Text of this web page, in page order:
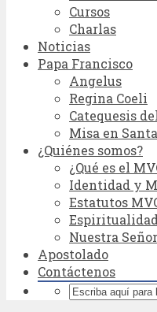
Cursos
Charlas
Noticias
Papa Francisco
Angelus
Regina Coeli
Catequesis
Misa en
¿Quiénes somos?
¿Qué es el
Identidad y
Estatutos
Nuestra
Apostolado
Contáctenos